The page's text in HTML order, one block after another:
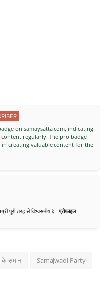
on samaysatta.com, indicating
regularly. The pro badge
creating valuable content for the
पूरी तरह से विश्वसनीय है।प्रोफ़ाइल
के समान Samajwadi Party